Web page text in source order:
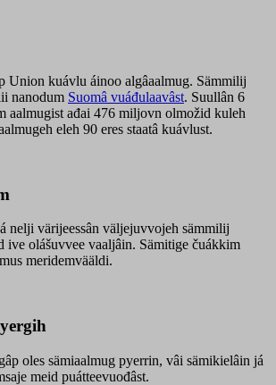
Union kuávlu áinoo algâaalmug. Sämmilij
nanodum Suomâ vuáđulaavâst. Suullân 6
aalmugist ađai 476 miljovn olmožid kuleh
eleh 90 eres staatâ kuávlust.
nelji värijeessân väljejuvvojeh sämmilij
ive olášuvvee vaaljâin. Sämitige čuákkim
meridemvääldi.
oles sämiaalmug pyerrin, vâi sämikielâin já
meid puátteevuođâst.